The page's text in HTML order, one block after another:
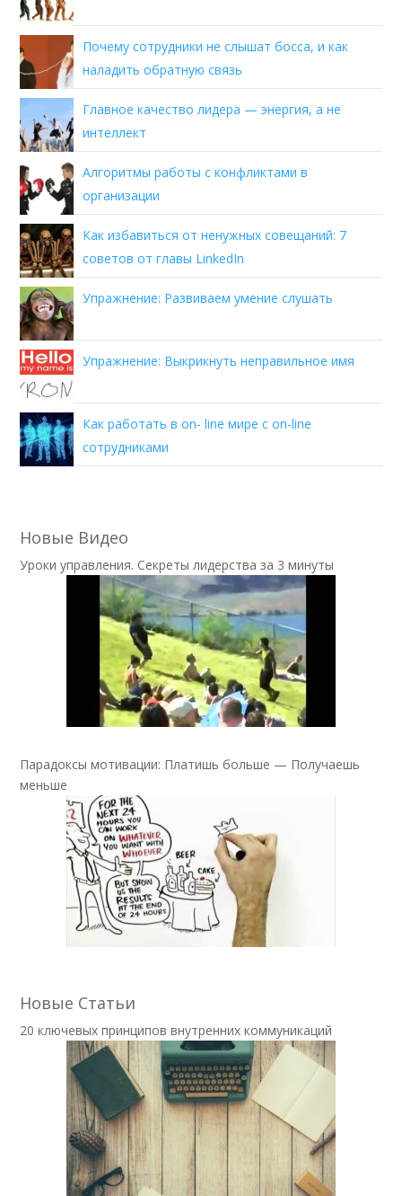
Почему сотрудники не слышат босса, и как
наладить обратную связь
Главное качество лидера — энергия, а не
интеллект
Алгоритмы работы с конфликтами в
организации
Как избавиться от ненужных совещаний: 7
советов от главы LinkedIn
Упражнение: Развиваем умение слушать
Упражнение: Выкрикнуть неправильное имя
Как работать в on- line мире с on-line
сотрудниками
Новые Видео
Уроки управления. Секреты лидерства за 3 минуты
Парадоксы мотивации: Платишь больше — Получаешь
меньше
Новые Статьи
20 ключевых принципов внутренних коммуникаций